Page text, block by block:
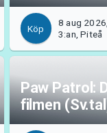
Köp
8 aug
3:an, Piteå
Paw Patrol:
filmen